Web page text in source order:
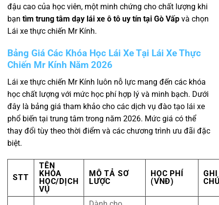
đậu cao của học viên, một minh chứng cho chất lượng khi
bạn tìm trung tâm dạy lái xe ô tô uy tín tại Gò Vấp và chọn
Lái xe thực chiến Mr Kính.
Bảng Giá Các Khóa Học Lái Xe Tại Lái Xe Thực
Chiến Mr Kính Năm 2026
Lái xe thực chiến Mr Kính luôn nỗ lực mang đến các khóa
học chất lượng với mức học phí hợp lý và minh bạch. Dưới
đây là bảng giá tham khảo cho các dịch vụ đào tạo lái xe
phổ biến tại trung tâm trong năm 2026. Mức giá có thể
thay đổi tùy theo thời điểm và các chương trình ưu đãi đặc
biệt.
STT
TÊN
KHÓA
HỌC/DỊCH
VỤ
MÔ TẢ SƠ
LƯỢC
HỌC PHÍ
(VNĐ)
GHI